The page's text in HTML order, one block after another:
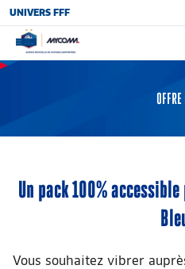
UNIVERS FFF
Un pack 100%
Vous souhaitez vibrer